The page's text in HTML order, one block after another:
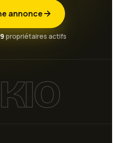
annonce
propriétaires actifs